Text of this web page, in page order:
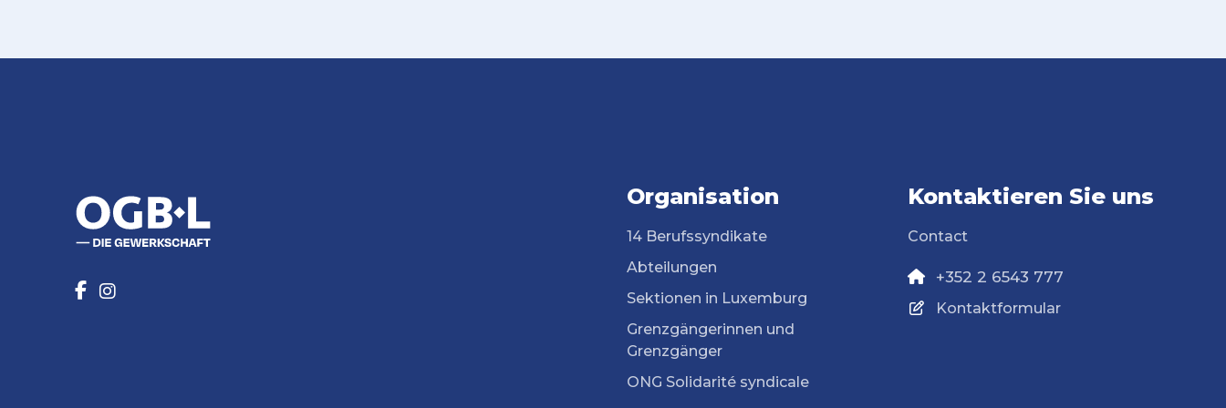
Organisation
14 Berufssyndikate
Abteilungen
Sektionen in Luxemburg
Grenzgängerinnen und
Grenzgänger
ONG Solidarité syndicale
Kontaktieren Sie uns
Contact
+352 2 6543 777
Kontaktformular